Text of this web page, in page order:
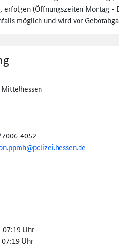
(Öffnungszeiten Montag -
möglich und wird vor
4052
polizei.hessen.de
07:19 Uhr
07:19 Uhr